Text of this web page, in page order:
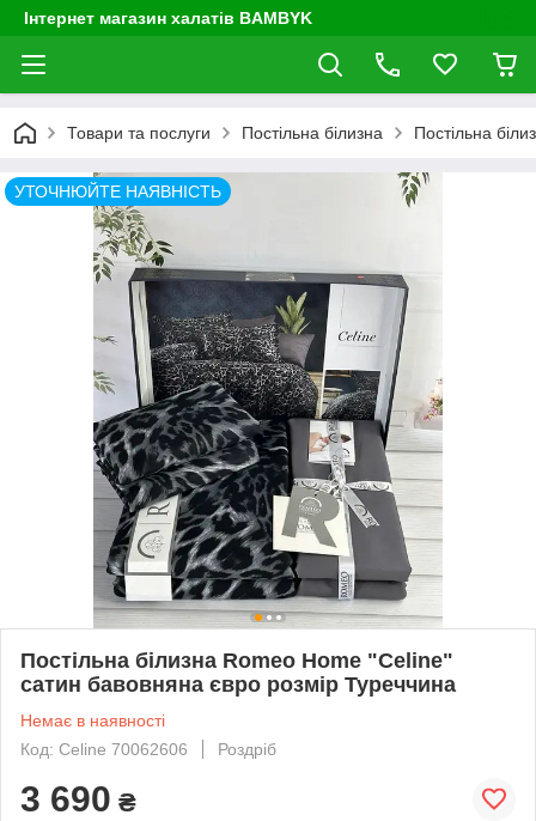
Інтернет магазин халатів BAMBYK
Товари та послуги Постільна білизна Постільна
УТОЧНЮЙТЕ НАЯВНІСТЬ
Постільна білизна Romeo Home "Celine"
сатин бавовняна євро розмір Туреччина
Немає в наявності
Код: Celine 70062606
Роздріб
3 690 ₴